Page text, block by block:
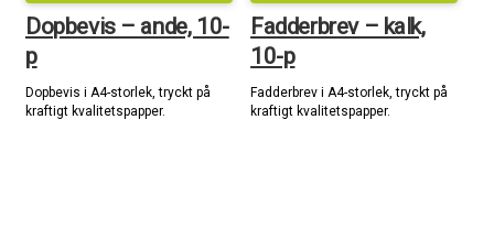
Dopbevis – ande, 10-
p
Dopbevis i A4-storlek, tryckt på
kraftigt kvalitetspapper.
Fadderbrev – kalk,
10-p
Fadderbrev i A4-storlek, tryckt på
kraftigt kvalitetspapper.